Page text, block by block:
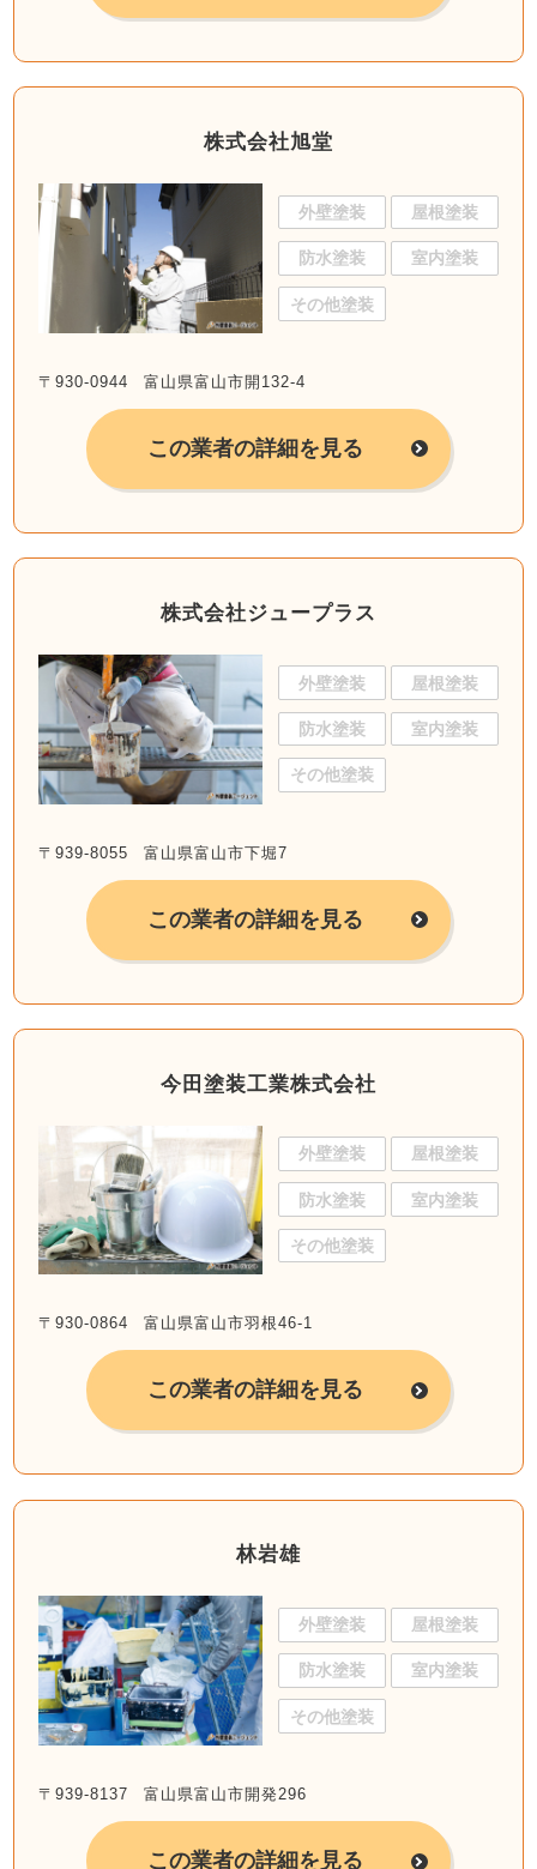
株式会社旭堂
外壁塗装 屋根塗装
防水塗装 室内塗装
その他塗装
〒930-0944 富山県富山市開132-4
この業者の詳細を見る
株式会社ジュープラス
外壁塗装 屋根塗装
防水塗装 室内塗装
その他塗装
〒939-8055 富山県富山市下堀7
この業者の詳細を見る
今田塗装工業株式会社
外壁塗装 屋根塗装
防水塗装 室内塗装
その他塗装
〒930-0864 富山県富山市羽根46-1
この業者の詳細を見る
林岩雄
外壁塗装 屋根塗装
防水塗装 室内塗装
その他塗装
〒939-8137 富山県富山市開発296
この業者の詳細を見る